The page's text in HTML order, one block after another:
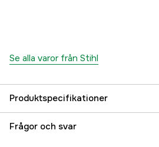
Se alla varor från Stihl
Produktspecifikationer
Global Garanti
Frågor och svar